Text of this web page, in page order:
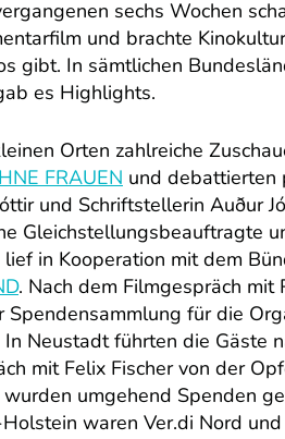
sechs Wochen
und brachte
gibt. In sämtlichen
es Highlights.
Orten zahlreiche
FRAUEN und debattierten
und Schriftstellerin Auður
Gleichstellungsbeauftragte
in Kooperation mit dem
. Nach dem Filmgespräch mit
für die
In Neustadt führten die Gäste
mit Felix Fischer von der
umgehend Spenden
waren Ver.di Nord